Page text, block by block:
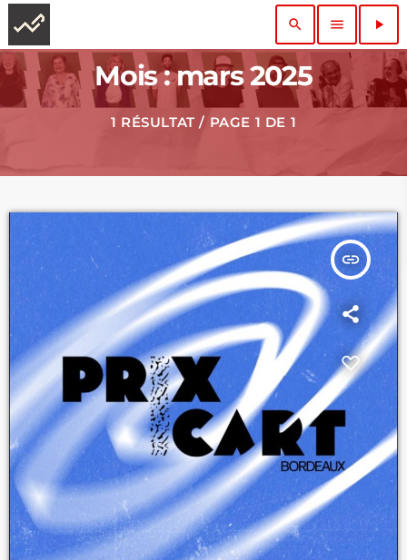
search menu play_arrow
Mois : mars 2025
1 RÉSULTAT / PAGE 1 DE 1
insert_link